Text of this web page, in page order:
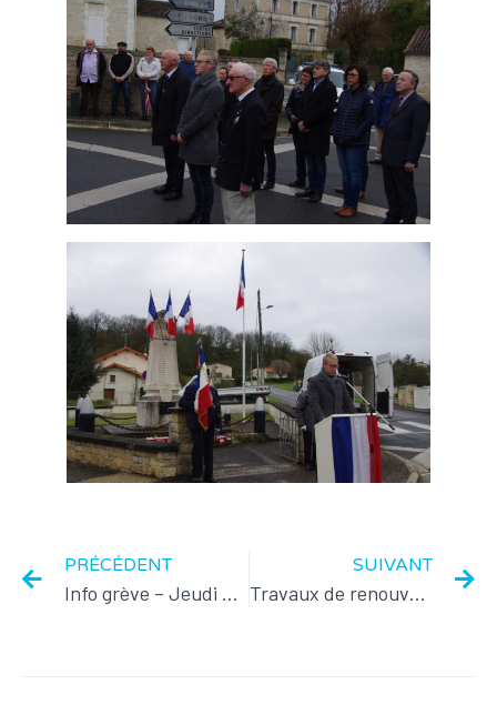
PRÉCÉDENT
Info grève – Jeudi 23 mars
SUIVANT
Travaux de renouvellement du réseau d’eau potable.